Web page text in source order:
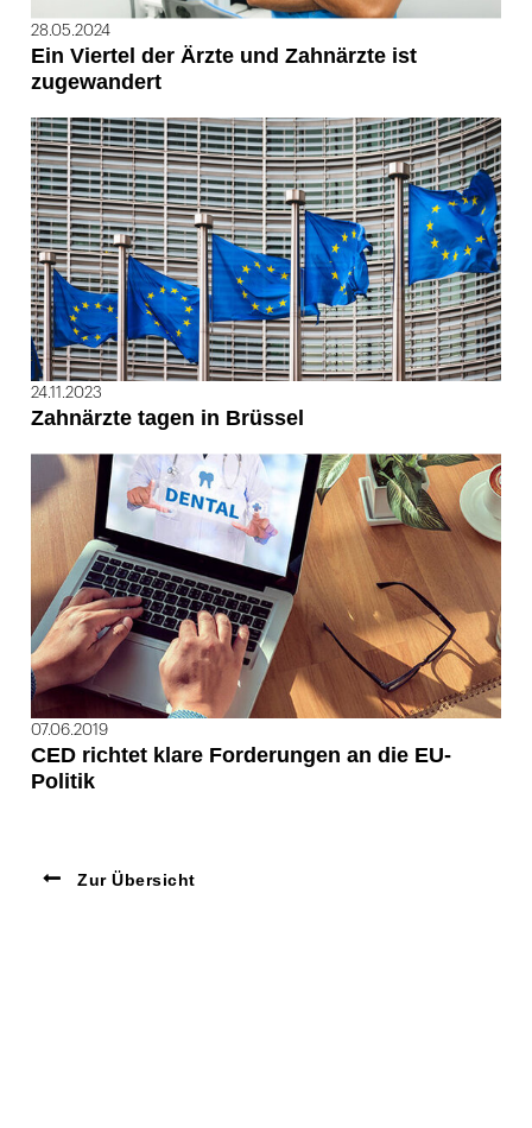
28.05.2024
Ein Viertel der Ärzte und Zahnärzte ist
zugewandert
24.11.2023
Zahnärzte tagen in Brüssel
07.06.2019
CED richtet klare Forderungen an die EU-
Politik
Zur Übersicht